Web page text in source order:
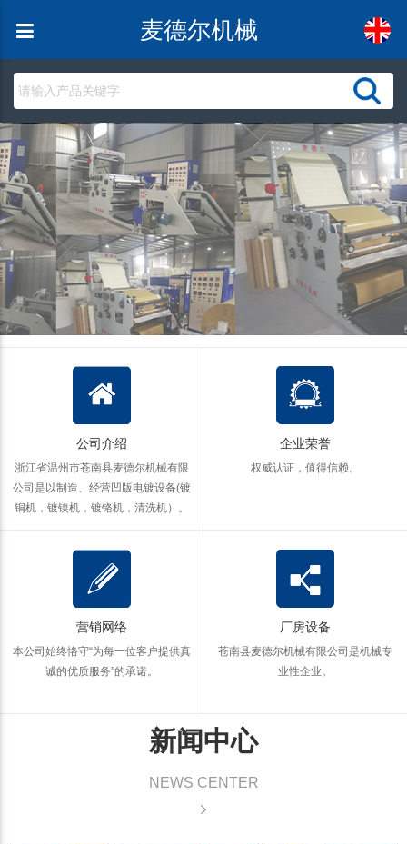
麦德尔机械
公司介绍
浙江省温州市苍南县麦德尔机械有限
公司是以制造、经营凹版电镀设备(镀
铜机，镀镍机，镀铬机，清洗机）。
企业荣誉
权威认证，值得信赖。
营销网络
本公司始终恪守“为每一位客户提供真
诚的优质服务”的承诺。
厂房设备
苍南县麦德尔机械有限公司是机械专
业性企业。
新闻中心
NEWS CENTER